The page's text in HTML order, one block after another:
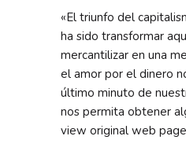
destinar
a
coches
eléctricos,
«El triunfo del
ha sido transformar
mercantilizar en una
el amor por el dinero
último minuto de
nos permita obtener
view original web